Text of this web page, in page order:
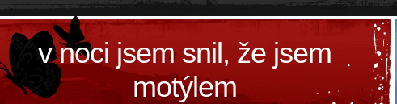
v noci jsem snil, že jsem
motýlem